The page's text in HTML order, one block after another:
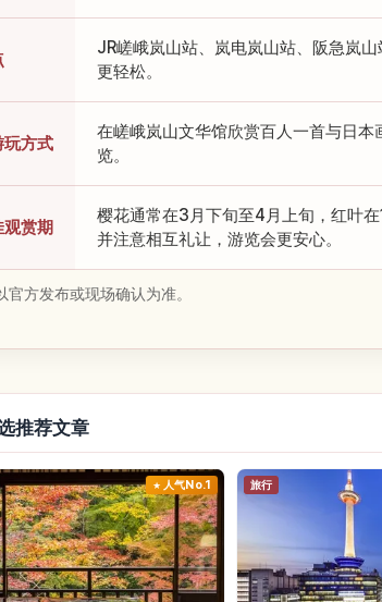
JR嵯峨岚山站、岚电岚山站、阪急岚
更轻松。
玩方式
在嵯峨岚山文华馆欣赏百人一首与日
览。
赏期
樱花通常在3月下旬至4月上旬，红叶
并注意相互礼让，游览会更安心。
官方发布或现场确认为准。
推荐文章
人气No.1 旅行